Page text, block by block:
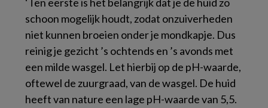
schoon mogelijk houdt, zodat onzuiverheden
niet kunnen broeien onder je mondkapje. Dus
reinig je gezicht ’s ochtends en ’s avonds met
een milde wasgel. Let hierbij op de pH-waarde,
oftewel de zuurgraad, van de wasgel. De huid
heeft van nature een lage pH-waarde van 5,5.